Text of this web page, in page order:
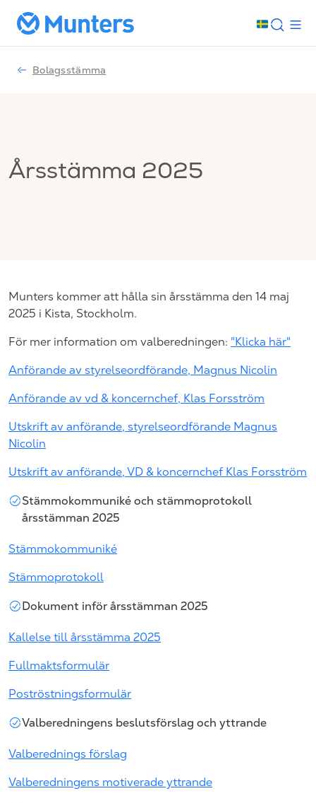
Bolagsstämma
Årsstämma 2025
Munters kommer att hålla sin årsstämma den 14 maj
2025 i Kista, Stockholm.
För mer information om valberedningen: "Klicka här"
Anförande av styrelseordförande, Magnus Nicolin
Anförande av vd & koncernchef, Klas Forsström
Utskrift av anförande, styrelseordförande Magnus
Nicolin
Utskrift av anförande, VD & koncernchef Klas Forsström
Stämmokommuniké och stämmoprotokoll
årsstämman 2025
Stämmokommuniké
Stämmoprotokoll
Dokument inför årsstämman 2025
Kallelse till årsstämma 2025
Fullmaktsformulär
Poströstningsformulär
Valberedningens beslutsförslag och yttrande
Valberednings förslag
Valberedningens motiverade yttrande